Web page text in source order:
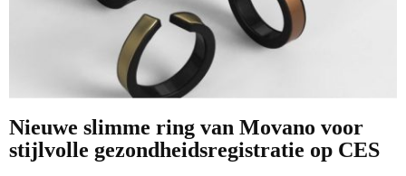
Nieuwe slimme ring van Movano voor
stijlvolle gezondheidsregistratie op CES